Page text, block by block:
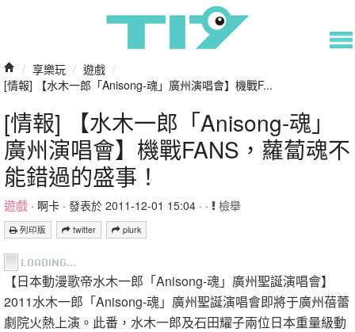
/ 享樂玩 / 遊戲 /
[情報] 【水木一郎「Anisong-魂」廣州演唱會】機戰F...
[情報] 【水木一郎「Anisong-魂」
廣州演唱會】機戰FANS，蘿蔔魂不
能錯過的盛事！
遊戲 · 啊卡 · 發表於 2011-12-01 15:04 · · 檢舉
列印版 twitter plurk
【日本動漫歌帝水木一郎「Anisong-魂」廣州聖誕演唱會】
2011水木一郎「Anisong-魂」廣州聖誕演唱會即將于廣州蓓蕾
劇院火熱上演。此番，水木一郎及石田耀子兩位日本重量級動